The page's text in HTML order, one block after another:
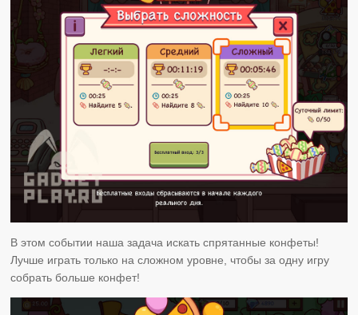
В этом событии наша задача искать спрятанные конфеты!
Лучше играть только на сложном уровне, чтобы за одну игру
собрать больше конфет!